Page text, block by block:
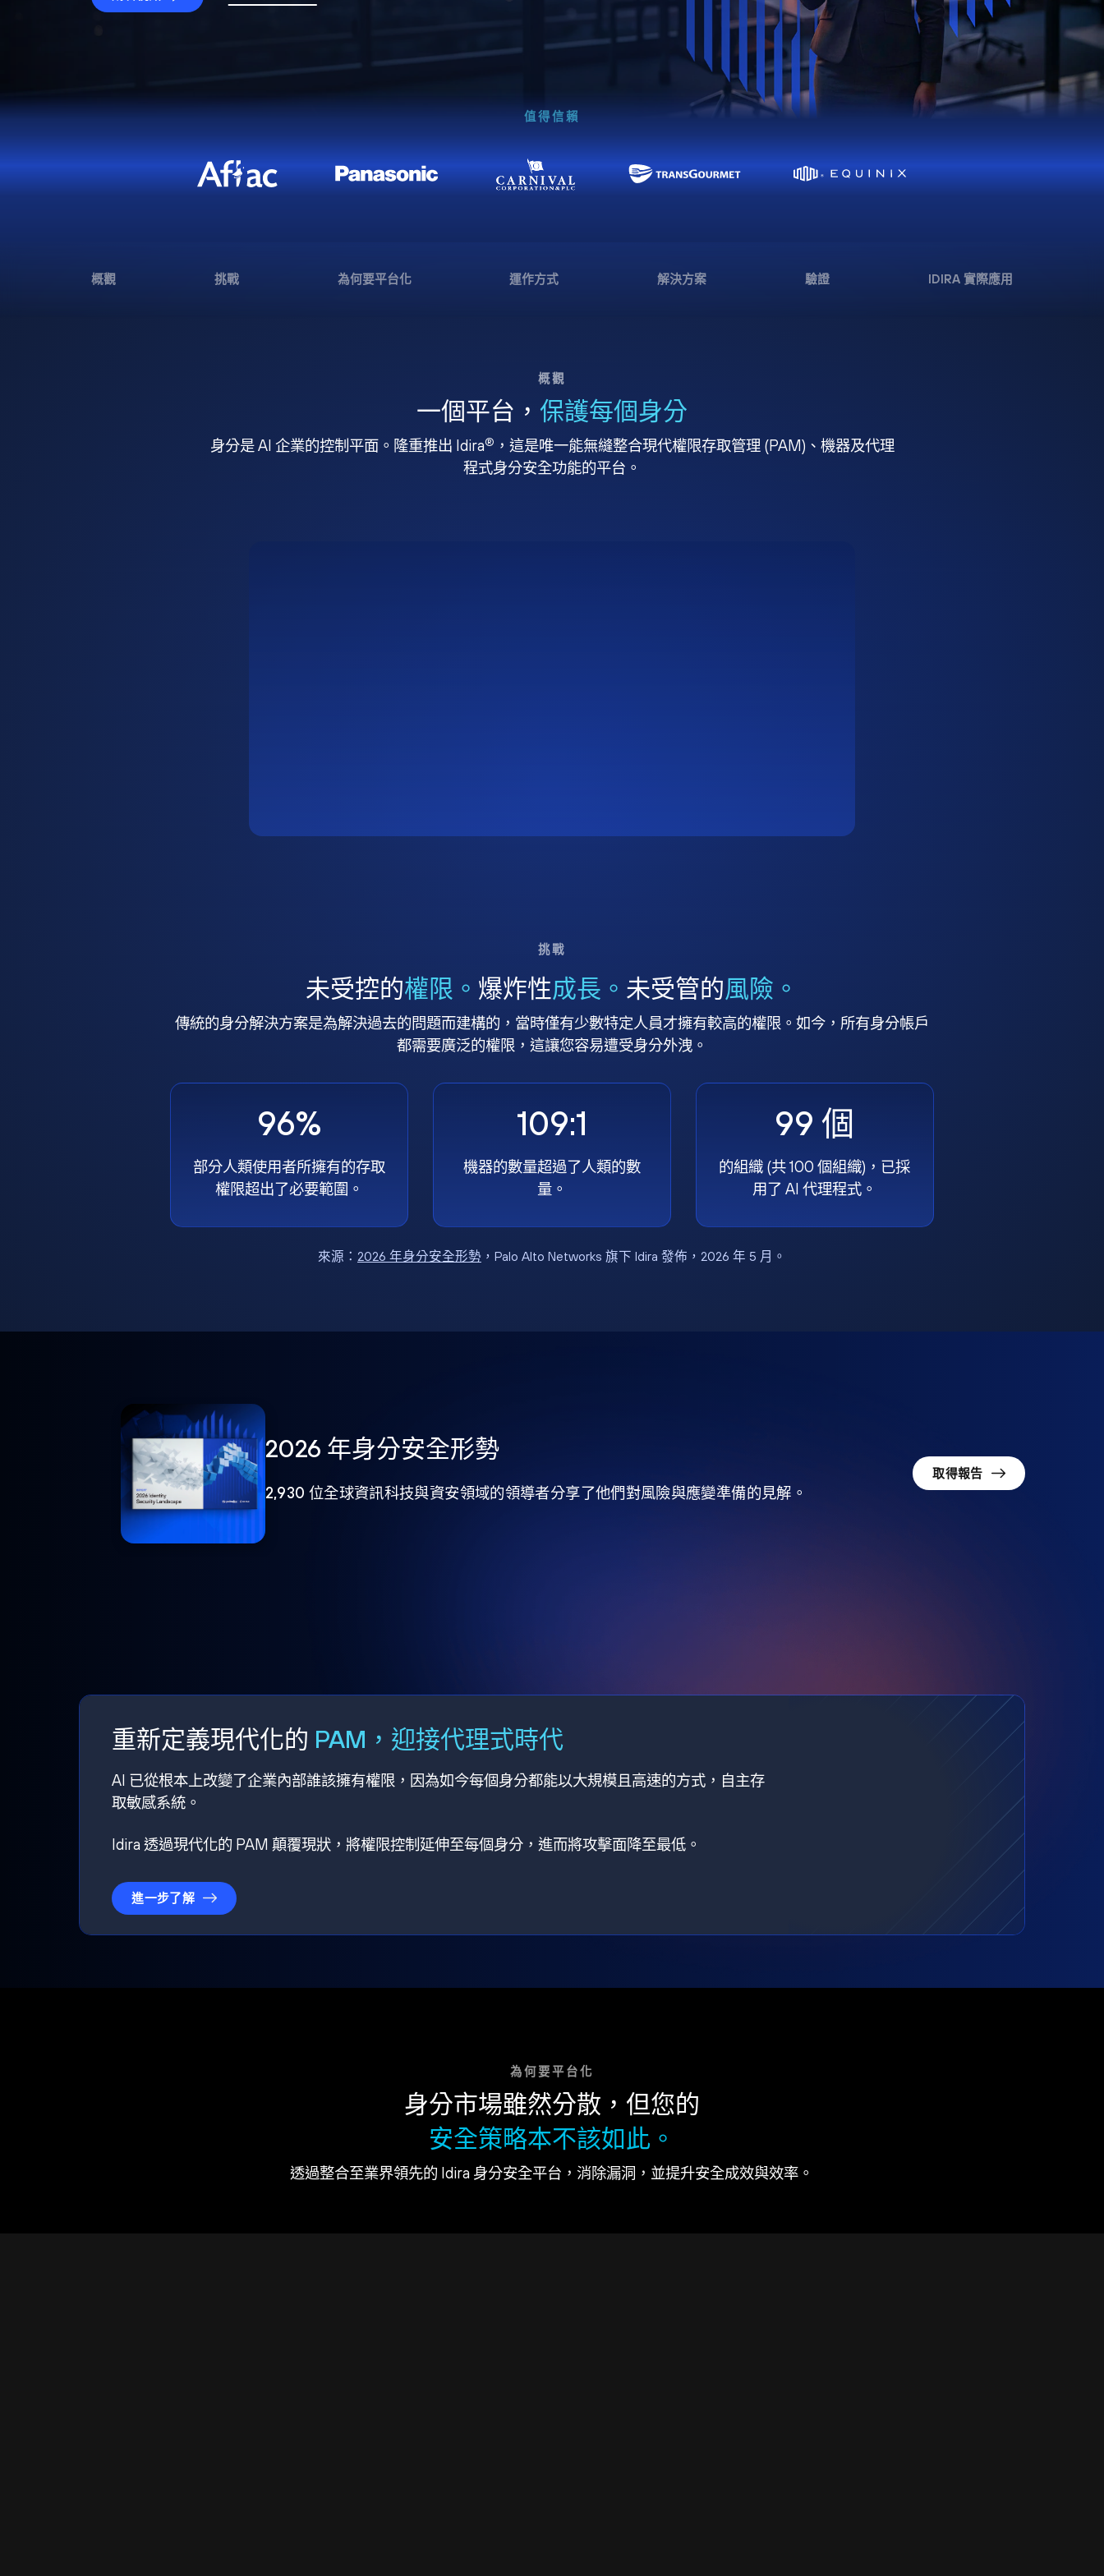
值得信賴
概觀 挑戰 為何要平台化 運作方式 解決方案 驗證 IDIRA 實際應用
概觀
一個平台， 保護每個身分
身分是 AI 企業的控制平面。隆重推出 Idira® ，這是唯一能無縫整合現代權限存取管理 (PAM)、機器及代理
程式身分安全功能的平台。
挑戰
未受控的權限。 爆炸性成長。 未受管的風險。
傳統的身分解決方案是為解決過去的問題而建構的，當時僅有少數特定人員才擁有較高的權限。如今，所有身分帳戶
都需要廣泛的權限，這讓您容易遭受身分外洩。
96%
部分人類使用者所擁有的存取
權限超出了必要範圍。
109:1
機器的數量超過了人類的數
量。
99 個
的組織 (共 100 個組織)，已採
用了 AI 代理程式。
來源： 2026 年身分安全形勢，Palo Alto Networks 旗下 Idira 發佈，2026 年 5 月。
2026 年身分安全形勢
2,930 位全球資訊科技與資安領域的領導者分享了他們對風險與應變準備的見解。
取得報告
重新定義現代化的 PAM，迎接代理式時代
AI 已從根本上改變了企業內部誰該擁有權限，因為如今每個身分都能以大規模且高速的方式，自主存
取敏感系統。
Idira 透過現代化的 PAM 顛覆現狀，將權限控制延伸至每個身分，進而將攻擊面降至最低。
進一步了解
為何要平台化
身分市場雖然分散，但您的
安全策略本不該如此。
透過整合至業界領先的 Idira 身分安全平台，消除漏洞，並提升安全成效與效率。